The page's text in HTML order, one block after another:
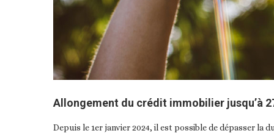
Allongement du crédit immobilier jusqu’à
Depuis le 1er janvier 2024, il est possible de dépasser la